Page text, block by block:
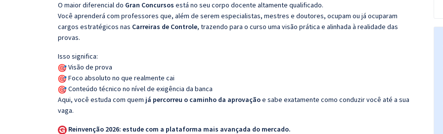
O maior diferencial do Gran Concursos está no seu corpo docente altamente qualificado.
Você aprenderá com professores que, além de serem especialistas, mestres e doutores, ocupam ou já ocuparam
cargos estratégicos nas Carreiras de Controle, trazendo para o curso uma visão prática e alinhada à realidade das
provas.
Isso significa:
Visão de prova
Foco absoluto no que realmente cai
Conteúdo técnico no nível de exigência da banca
Aqui, você estuda com quem já percorreu o caminho da aprovaçãoe sabe exatamente como conduzir você até a sua
vaga.
Reinvenção 2026: estude com a plataforma mais avançada do mercado.